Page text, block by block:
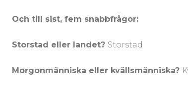
Och till sist, fem snabbfrågor:
Storstad eller landet? Storstad
Morgonmänniska eller kvällsmänniska?